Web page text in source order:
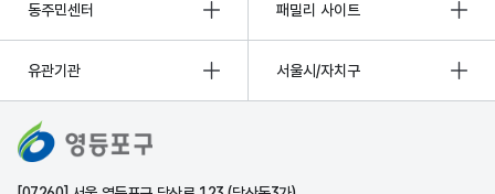
동주민센터 패밀리 사이트
유관기관 서울시/자치구